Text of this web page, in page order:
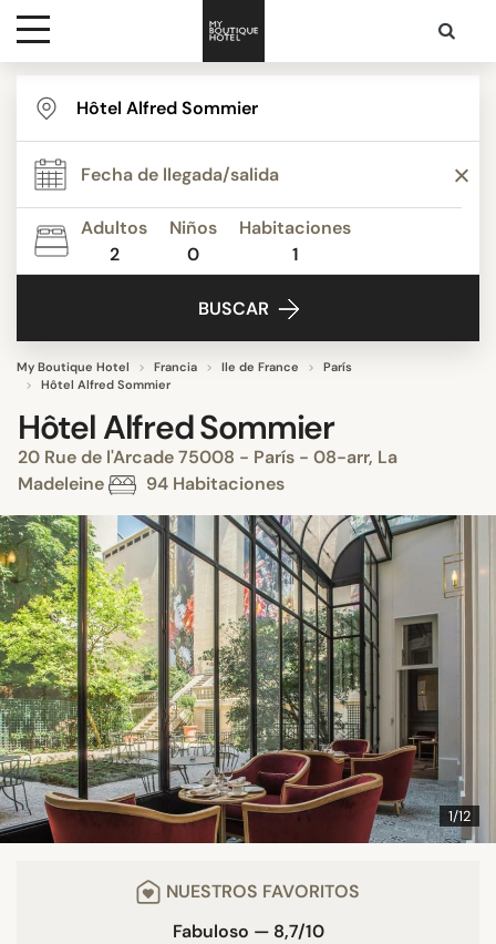
Destinos
Inspiración
Contacto
Adultos
2
Niños
0
Habitaciones
1
BUSCAR
My Boutique Hotel Francia Ile de France
París
Hôtel Alfred Sommier
Hôtel Alfred Sommier
20 Rue de l'Arcade 75008 - París - 08-arr, La
Madeleine
94 Habitaciones
1/12
NUESTROS FAVORITOS
Fabuloso — 8,7/10